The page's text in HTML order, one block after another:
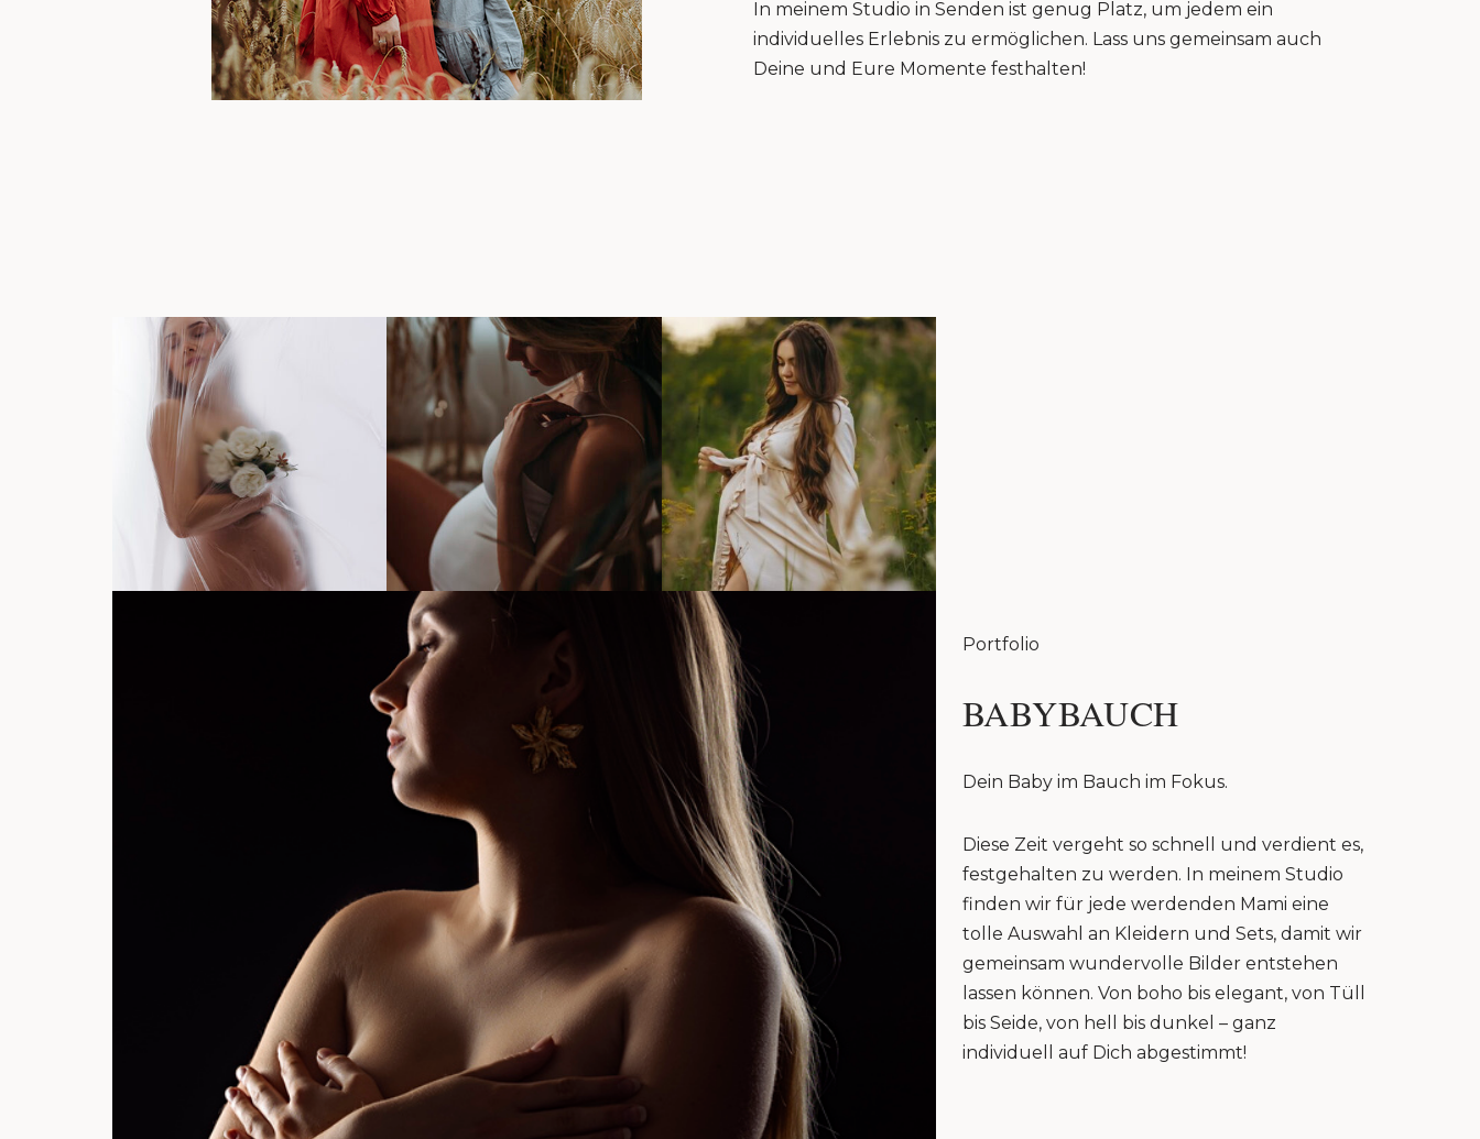
In meinem Studio in Senden ist genug Platz, um jedem ein
individuelles Erlebnis zu ermöglichen. Lass uns gemeinsam auch
Deine und Eure Momente festhalten!
Portfolio
BABYBAUCH
Dein Baby im Bauch im Fokus.
Diese Zeit vergeht so schnell und verdient es,
festgehalten zu werden. In meinem Studio
finden wir für jede werdenden Mami eine
tolle Auswahl an Kleidern und Sets, damit wir
gemeinsam wundervolle Bilder entstehen
lassen können. Von boho bis elegant, von Tüll
bis Seide, von hell bis dunkel – ganz
individuell auf Dich abgestimmt!